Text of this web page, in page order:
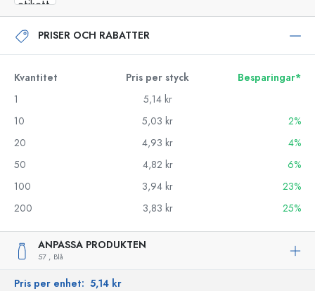
PRISER OCH RABATTER
Kvantitet Pris per styck
Besparingar*
1
5,14 kr
10
5,03 kr
2%
20
4,93 kr
4%
50
4,82 kr
6%
100
3,94 kr
23%
200
3,83 kr 25%
ANPASSA PRODUKTEN
57 , Blå
Pris per enhet: 5,14 kr